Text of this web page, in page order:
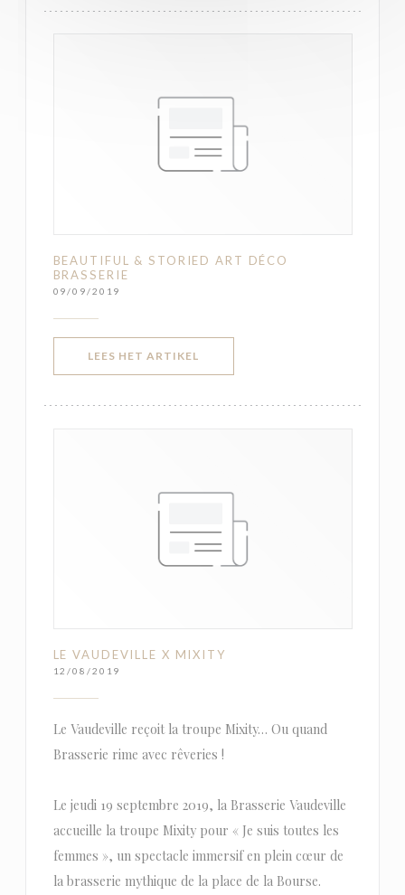
BEAUTIFUL & STORIED ART DÉCO
BRASSERIE
09/09/2019
LEES HET ARTIKEL
LE VAUDEVILLE X MIXITY
12/08/2019
Le Vaudeville reçoit la troupe Mixity… Ou quand
Brasserie rime avec rêveries !
Le jeudi 19 septembre 2019, la Brasserie Vaudeville
accueille la troupe Mixity pour « Je suis toutes les
femmes », un spectacle immersif en plein cœur de
la brasserie mythique de la place de la Bourse.